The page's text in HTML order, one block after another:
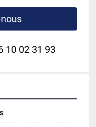
10 02 31 93